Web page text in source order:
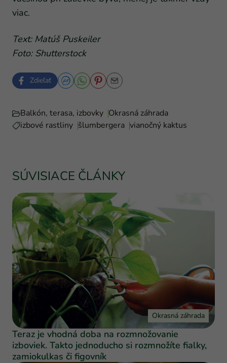
viac.
Text: Matúš Puskeiler
Foto: Shutterstock
Zdieľať
Balkón, terasa, izbovky Okrasná záhrada
izbové rastliny šlumbergera vianočný kaktus
SÚVISIACE ČLÁNKY
Okrasná záhrada
Teraz je vhodná doba na rozmnožovanie
izboviek. Takto jednoducho si rozmnožíte fialky,
zamiokulkas či figovník